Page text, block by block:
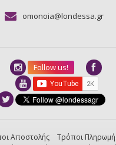
omonoia@londessa.gr
Follow us!
Αποστολής
Τρόποι